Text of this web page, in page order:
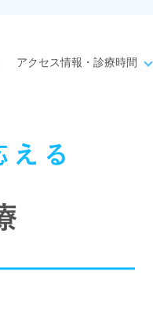
アクセス情報・診療時間